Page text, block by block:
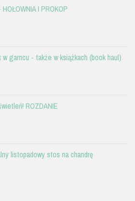
I PROKOP
w garncu - także w książkach (book haul)
ROZDANIE
listopadowy stos na chandrę